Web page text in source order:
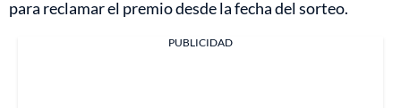
para reclamar el premio desde la fecha del sorteo.
PUBLICIDAD